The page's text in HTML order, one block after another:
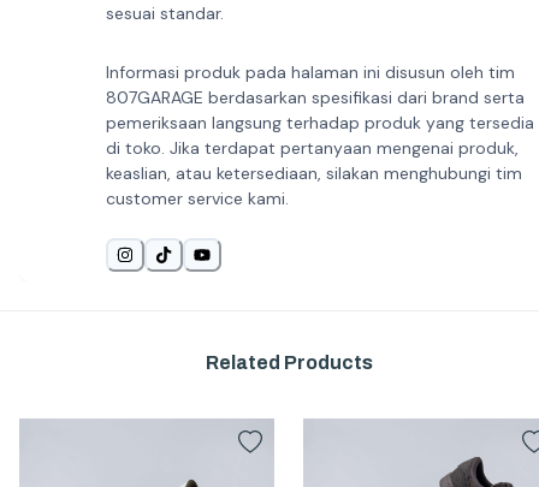
sesuai standar.
Informasi produk pada halaman ini disusun oleh tim
807GARAGE berdasarkan spesifikasi dari brand serta
pemeriksaan langsung terhadap produk yang tersedia
di toko. Jika terdapat pertanyaan mengenai produk,
keaslian, atau ketersediaan, silakan menghubungi tim
customer service kami.
Related Products